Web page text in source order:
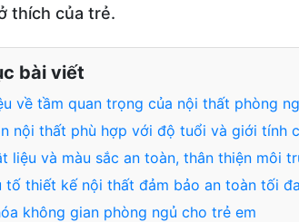
thích của trẻ.
bài viết
về tầm quan trọng của nội thất phòng
nội thất phù hợp với độ tuổi và giới tính
liệu và màu sắc an toàn, thân thiện môi
tố thiết kế nội thất đảm bảo an toàn tối đa
không gian phòng ngủ cho trẻ em